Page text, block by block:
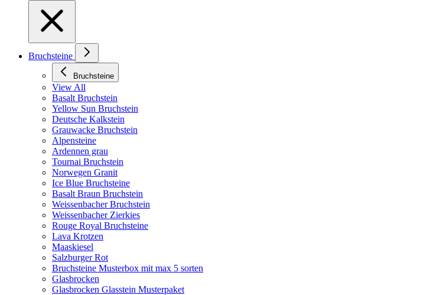
Bruchsteine
Bruchsteine
View All
Basalt Bruchstein
Yellow Sun Bruchstein
Deutsche Kalkstein
Grauwacke Bruchstein
Alpensteine
Ardennen grau
Tournai Bruchstein
Norwegen Granit
Ice Blue Bruchsteine
Basalt Braun Bruchstein
Weissenbacher Bruchstein
Weissenbacher Zierkies
Rouge Royal Bruchsteine
Lava Krotzen
Maaskiesel
Salzburger Rot
Bruchsteine Musterbox mit max 5 sorten
Glasbrocken
Glasbrocken Glasstein Musterpaket